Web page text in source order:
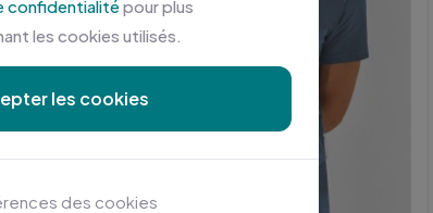
confidentialitépour plus
les cookies utilisés.
les cookies
des cookies